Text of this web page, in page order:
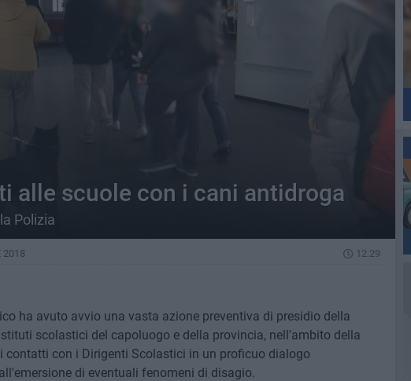
alle scuole con i cani antidroga
Polizia
2018 12.29
ha avuto avvio una vasta azione preventiva di presidio della
scolastici del capoluogo e della provincia, nell'ambito della
contatti con i Dirigenti Scolastici in un proficuo dialogo
di eventuali fenomeni di disagio.